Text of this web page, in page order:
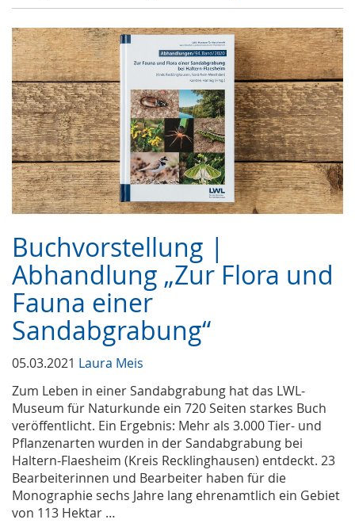
Buchvorstellung |
Abhandlung „Zur Flora und
Fauna einer
Sandabgrabung“
05.03.2021 Laura Meis
Zum Leben in einer Sandabgrabung hat das LWL-
Museum für Naturkunde ein 720 Seiten starkes Buch
veröffentlicht. Ein Ergebnis: Mehr als 3.000 Tier- und
Pflanzenarten wurden in der Sandabgrabung bei
Haltern-Flaesheim (Kreis Recklinghausen) entdeckt. 23
Bearbeiterinnen und Bearbeiter haben für die
Monographie sechs Jahre lang ehrenamtlich ein Gebiet
von 113 Hektar …